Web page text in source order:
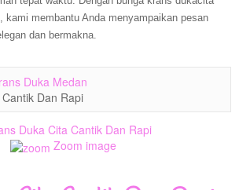
kami membantu Anda menyampaikan pesan
dan bermakna.
Duka Medan
Dan Rapi
Zoom image